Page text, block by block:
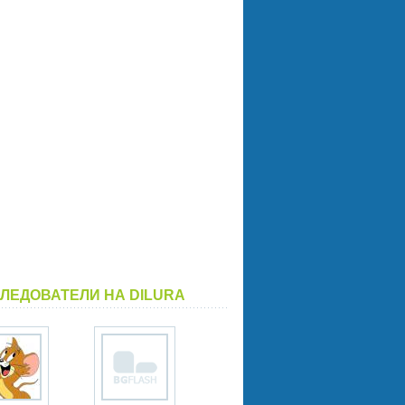
НА DILURA